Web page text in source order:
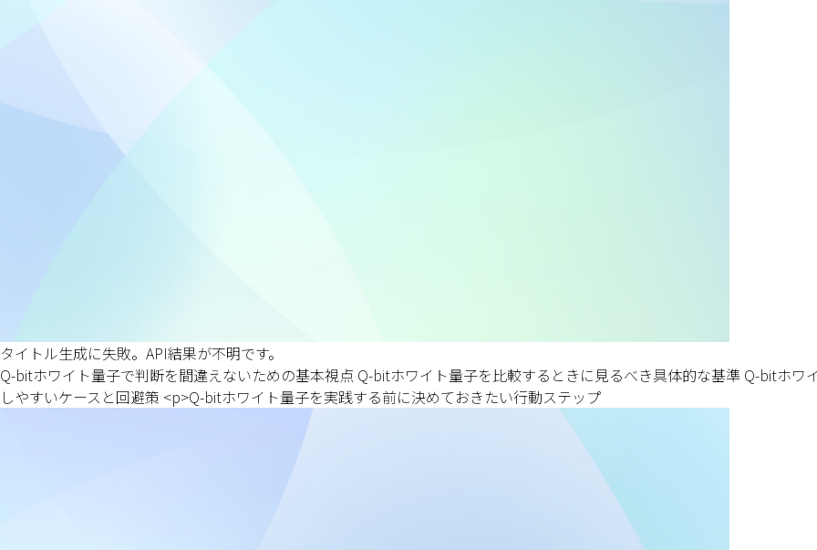
タイトル生成に失敗。API結果が不明です。
Q-bitホワイト量子で判断を間違えないための基本視点 Q-bitホワイト量子を比較するときに見るべき具体的な基準 Q-bitホワ
しやすいケースと回避策 <p>Q-bitホワイト量子を実践する前に決めておきたい行動ステップ